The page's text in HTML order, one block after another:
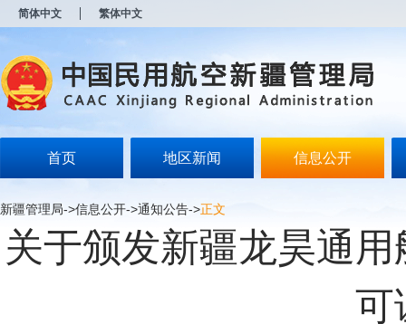
简体中文 繁体中文
首页 地区新闻 信息公开
新疆管理局->信息公开->通知公告->正文
关于颁发新疆龙昊通
可
开
无
障
说
按
Alt
波
浪